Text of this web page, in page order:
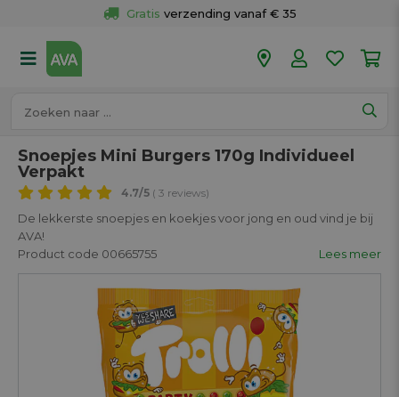
Gratis verzending vanaf € 35
50 winkels
Snoepjes Mini Burgers 170g Individueel
Verpakt
4.7/5 ( 3 reviews)
De lekkerste snoepjes en koekjes voor jong en oud vind je bij
AVA!
Product code 00665755
Lees meer